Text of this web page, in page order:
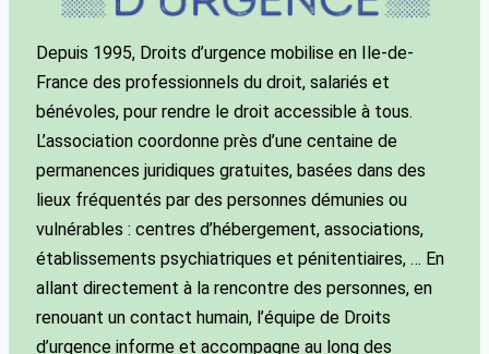
Depuis 1995, Droits d’urgence mobilise en Ile-de-
France des professionnels du droit, salariés et
bénévoles, pour rendre le droit accessible à tous.
L’association coordonne près d’une centaine de
permanences juridiques gratuites, basées dans des
lieux fréquentés par des personnes démunies ou
vulnérables : centres d’hébergement, associations,
établissements psychiatriques et pénitentiaires, … En
allant directement à la rencontre des personnes, en
renouant un contact humain, l’équipe de Droits
d’urgence informe et accompagne au long des